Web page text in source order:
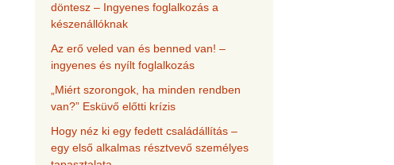
döntesz – Ingyenes foglalkozás a
készenállóknak
Az erő veled van és benned van! –
ingyenes és nyílt foglalkozás
„Miért szorongok, ha minden rendben
van?” Esküvő előtti krízis
Hogy néz ki egy fedett családállítás –
egy első alkalmas résztvevő személyes